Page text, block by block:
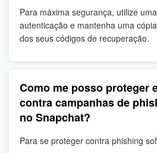
Para máxima segurança, utilize
autenticação e mantenha uma
dos seus códigos de recuperação.
Como me posso proteger
contra campanhas de
no Snapchat?
Para se proteger contra phishing